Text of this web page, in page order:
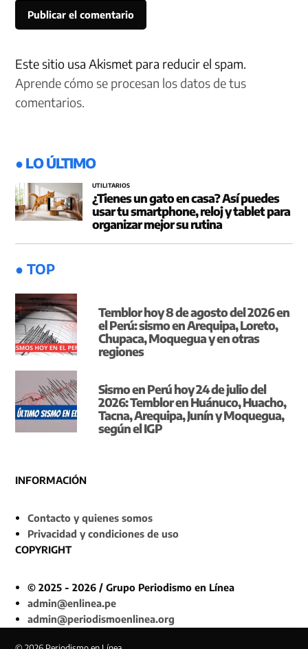
Este sitio usa Akismet para reducir el spam.
Aprende cómo se procesan los datos de tus
comentarios.
● LO ÚLTIMO
UTILITARIOS
¿Tienes un gato en casa? Así puedes
usar tu smartphone, reloj y tablet para
organizar mejor su rutina
● TOP
Temblor hoy 8 de agosto del 2026 en
el Perú: sismo en Arequipa, Loreto,
Chupaca, Moquegua y en otras
regiones
Sismo en Perú hoy 24 de julio del
2026: Temblor en Huánuco, Huacho,
Tacna, Arequipa, Junín y Moquegua,
según el IGP
INFORMACIÓN
Contacto y quienes somos
Privacidad y condiciones de uso
COPYRIGHT
© 2025 - 2026 / Grupo Periodismo en Línea
admin@enlinea.pe
admin@periodismoenlinea.org